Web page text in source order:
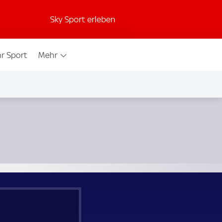
Sky Sport erleben
Sport Mehr